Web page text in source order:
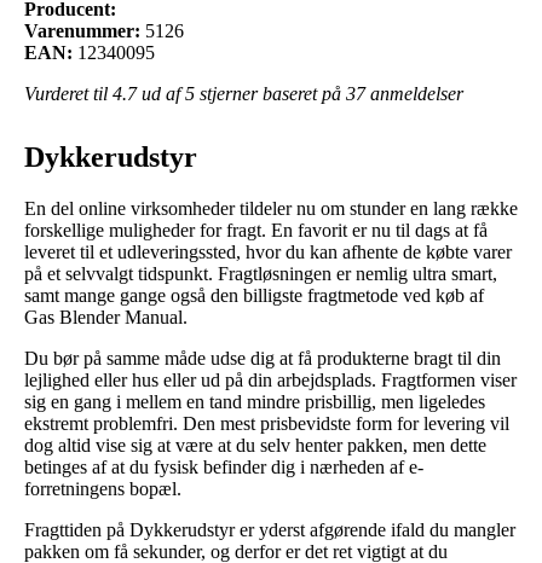
Producent:
Varenummer: 5126
EAN: 12340095
Vurderet til 4.7ud af 5 stjerner baseret på 37anmeldelser
Dykkerudstyr
En del online virksomheder tildeler nu om stunder en lang række
forskellige muligheder for fragt. En favorit er nu til dags at få
leveret til et udleveringssted, hvor du kan afhente de købte varer
på et selvvalgt tidspunkt. Fragtløsningen er nemlig ultra smart,
samt mange gange også den billigste fragtmetode ved køb af
Gas Blender Manual.
Du bør på samme måde udse dig at få produkterne bragt til din
lejlighed eller hus eller ud på din arbejdsplads. Fragtformen viser
sig en gang i mellem en tand mindre prisbillig, men ligeledes
ekstremt problemfri. Den mest prisbevidste form for levering vil
dog altid vise sig at være at du selv henter pakken, men dette
betinges af at du fysisk befinder dig i nærheden af e-
forretningens bopæl.
Fragttiden på Dykkerudstyr er yderst afgørende ifald du mangler
pakken om få sekunder, og derfor er det ret vigtigt at du